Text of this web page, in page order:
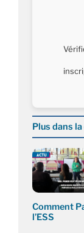
Plus dans
Comment
l’ESS